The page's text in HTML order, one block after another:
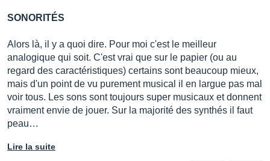
SONORITÉS
Alors là, il y a quoi dire. Pour moi c'est le meilleur
analogique qui soit. C'est vrai que sur le papier (ou au
regard des caractéristiques) certains sont beaucoup mieux,
mais d'un point de vu purement musical il en largue pas mal
voir tous. Les sons sont toujours super musicaux et donnent
vraiment envie de jouer. Sur la majorité des synthés il faut
peau…
Lire la suite